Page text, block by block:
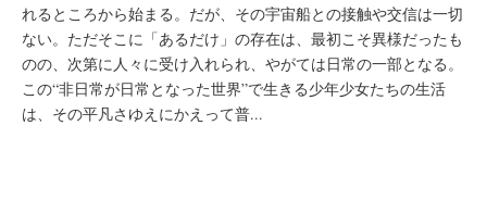
れるところから始まる。だが、その宇宙船との接触や交信は一切
ない。ただそこに「あるだけ」の存在は、最初こそ異様だったも
のの、次第に人々に受け入れられ、やがては日常の一部となる。
この“非日常が日常となった世界”で生きる少年少女たちの生活
は、その平凡さゆえにかえって普...